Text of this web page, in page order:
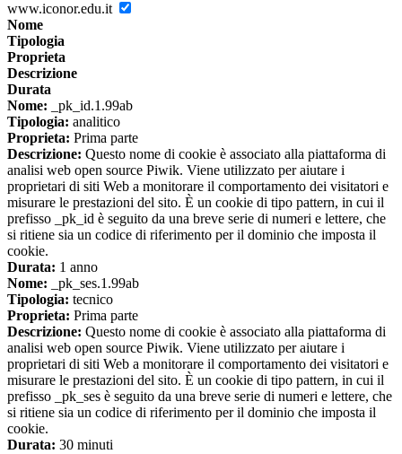
www.iconor.edu.it
Nome
Tipologia
Proprieta
Descrizione
Durata
Nome: _pk_id.1.99ab
Tipologia: analitico
Proprieta: Prima parte
Descrizione: Questo nome di cookie è associato alla piattaforma di
analisi web open source Piwik. Viene utilizzato per aiutare i
proprietari di siti Web a monitorare il comportamento dei visitatori e
misurare le prestazioni del sito. È un cookie di tipo pattern, in cui il
prefisso _pk_id è seguito da una breve serie di numeri e lettere, che
si ritiene sia un codice di riferimento per il dominio che imposta il
cookie.
Durata: 1 anno
Nome: _pk_ses.1.99ab
Tipologia: tecnico
Proprieta: Prima parte
Descrizione: Questo nome di cookie è associato alla piattaforma di
analisi web open source Piwik. Viene utilizzato per aiutare i
proprietari di siti Web a monitorare il comportamento dei visitatori e
misurare le prestazioni del sito. È un cookie di tipo pattern, in cui il
prefisso _pk_ses è seguito da una breve serie di numeri e lettere, che
si ritiene sia un codice di riferimento per il dominio che imposta il
cookie.
Durata: 30 minuti